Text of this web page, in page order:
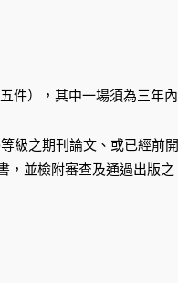
件），其中一場須為三年內
級之期刊論文、或已經前開
，並檢附審查及通過出版之